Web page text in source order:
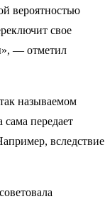
вероятностью
свое
— отметил
называемом
передает
вследствие